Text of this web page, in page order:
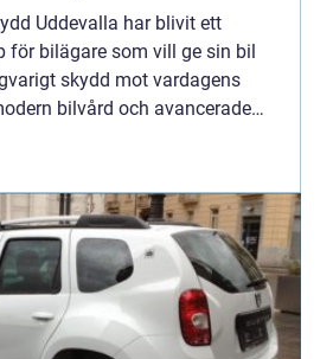
Uddevalla har blivit ett
för bilägare som vill ge sin bil
skydd mot vardagens
bilvård och avancerade